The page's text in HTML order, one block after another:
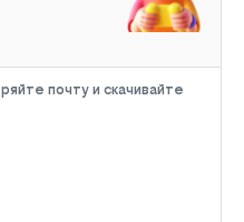
почту и скачивайте